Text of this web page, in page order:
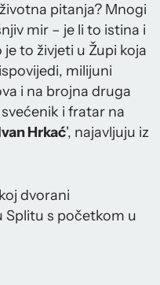
pitanja? Mnogi
mir – je li to istina i
to živjeti u Župi koja
milijuni
i na brojna druga
i fratar na
Hrkać', najavljuju iz
dvorani
Splitu s početkom u